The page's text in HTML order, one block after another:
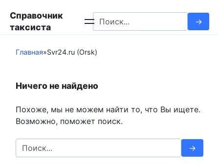
контенту
Справочник
таксиста
Search
for:
Главная»Svr24.ru (Orsk)
Ничего не найдено
Похоже, мы не можем найти то, что Вы ищете.
Возможно, поможет поиск.
Search
for: